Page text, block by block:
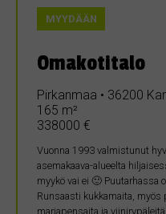
MYYDÄÄN
Omakotitalo
Pirkanmaa • 36200
165 m²
338000 €
Vuonna 1993 valmistunut
asemakaava-alueelta
myykö vai ei 🙂 Puutarhassa
Runsaasti kukkamaita,
marjapensaita ja